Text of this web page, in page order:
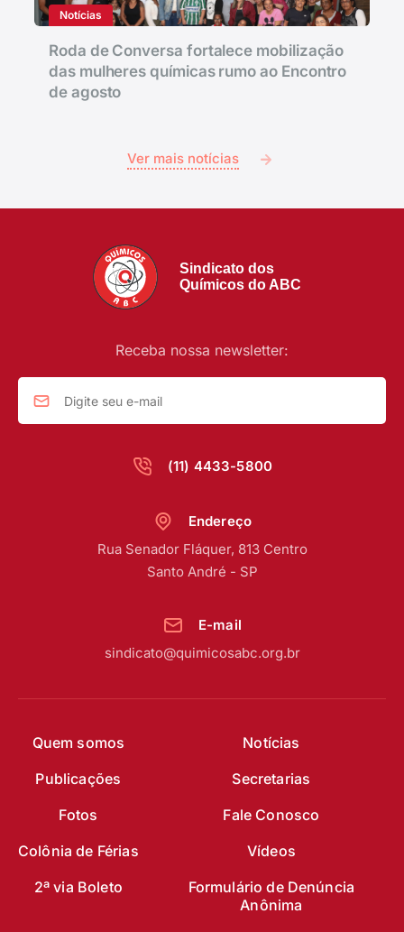
Notícias
Roda de Conversa fortalece mobilização
das mulheres químicas rumo ao Encontro
de agosto
Ver mais notícias
Sindicato dos
Químicos do ABC
(11) 4433-5800
Receba nossa newsletter:
Quem somos
Notícias
Publicações
Secretarias
Fotos
Fale Conosco
Colônia de Férias
Vídeos
2ª via Boleto
Formulário de Denúncia
Anônima
Endereço
Rua Senador Fláquer, 813 Centro
Santo André - SP
E-mail
sindicato@quimicosabc.org.br